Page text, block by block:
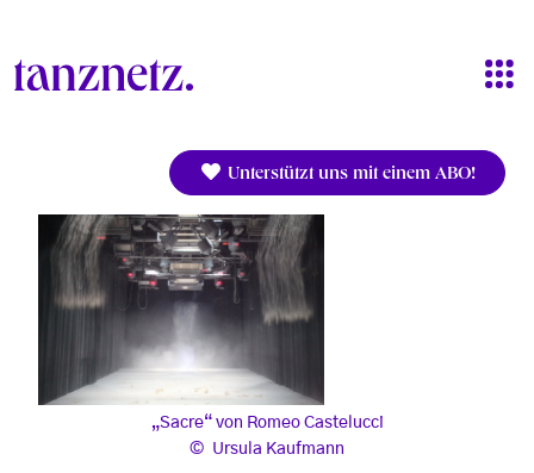
Unterstützt uns mit einem ABO!
„Sacre“ von Romeo Castelucci
Ursula Kaufmann